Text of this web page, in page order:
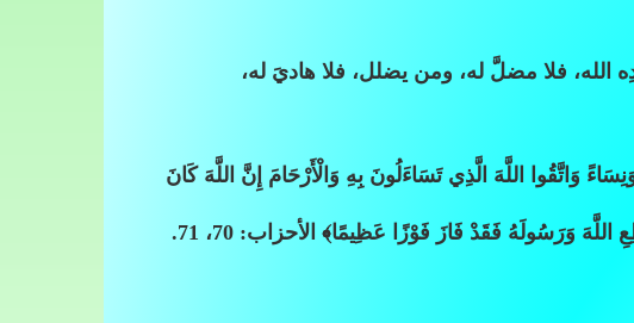
الله، فلا مضلَّ له، ومن يضلل، فلا هاديَ له،
وَاتَّقُوا اللَّهَ الَّذِي تَسَاءَلُونَ بِهِ وَالْأَرْحَامَ إِنَّ اللَّهَ كَانَ
وَرَسُولَهُ فَقَدْ فَازَ فَوْزًا عَظِيمًا﴾ الأحزاب: 70، 71.